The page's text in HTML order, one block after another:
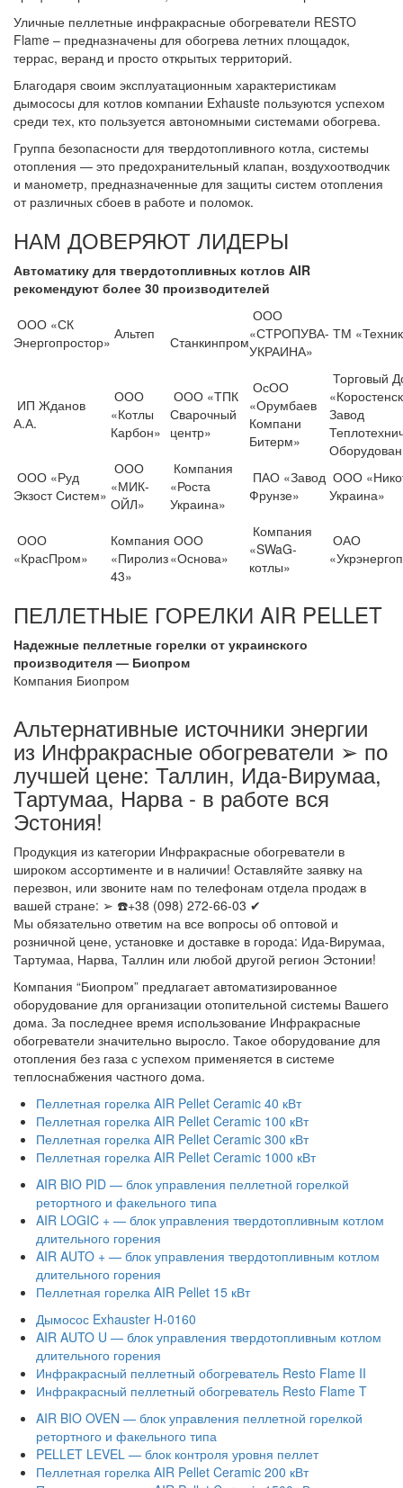
Уличные пеллетные инфракрасные обогреватели RESTO
Flame – предназначены для обогрева летних площадок,
террас, веранд и просто открытых территорий.
Благодаря своим эксплуатационным характеристикам
дымососы для котлов компании Exhauste пользуются успехом
среди тех, кто пользуется автономными системами обогрева.
Группа безопасности для твердотопливного котла, системы
отопления — это предохранительный клапан, воздухоотводчик
и манометр, предназначенные для защиты систем отопления
от различных сбоев в работе и поломок.
НАМ ДОВЕРЯЮТ ЛИДЕРЫ
Автоматику для твердотопливных котлов AIR
рекомендуют более 30 производителей
ООО «СК
Энергопростор» Альтеп Станкинпром
ООО
«СТРОПУВА-
УКРАИНА»
ТМ
ИП Жданов
А.А.
ООО
«Котлы
Карбон»
ООО «ТПК
Сварочный
центр»
ОсОО
«Орумбаев
Компани
Битерм»
Торговый
Завод
ООО «Руд
Экзост Систем»
ООО
«МИК-
ОЙЛ»
Компания
«Роста
Украина»
ПАО «Завод
Фрунзе»
ООО
Украина»
ООО
«КрасПром»
Компания
«Пиролиз
43»
ООО
«Основа»
Компания
«SWaG-
котлы»
ОАО
ПЕЛЛЕТНЫЕ ГОРЕЛКИ AIR PELLET
Надежные пеллетные горелки от украинского
производителя — Биопром
Компания Биопром
Альтернативные источники энергии
из Инфракрасные обогреватели ➢ по
лучшей цене: Таллин, Ида-Вирумаа,
Тартумаа, Нарва - в работе вся
Эстония!
Продукция из категории Инфракрасные обогреватели в
широком ассортименте и в наличии! Оставляйте заявку на
перезвон, или звоните нам по телефонам отдела продаж в
вашей стране: ➢ ☎️+38 (098) 272-66-03 ✔
Мы обязательно ответим на все вопросы об оптовой и
розничной цене, установке и доставке в города: Ида-Вирумаа,
Тартумаа, Нарва, Таллин или любой другой регион Эстонии!
Компания “Биопром” предлагает автоматизированное
оборудование для организации отопительной системы Вашего
дома. За последнее время использование Инфракрасные
обогреватели значительно выросло. Такое оборудование для
отопления без газа с успехом применяется в системе
теплоснабжения частного дома.
Пеллетная горелка AIR Pellet Ceramic 40 кВт
Пеллетная горелка AIR Pellet Ceramic 100 кВт
Пеллетная горелка AIR Pellet Ceramic 300 кВт
Пеллетная горелка AIR Pellet Ceramic 1000 кВт
AIR BIO PID — блок управления пеллетной горелкой
ретортного и факельного типа
AIR LOGIC + — блок управления твердотопливным котлом
длительного горения
AIR AUTO + — блок управления твердотопливным котлом
длительного горения
Пеллетная горелка AIR Pellet 15 кВт
Дымосос Exhauster H-0160
AIR AUTO U — блок управления твердотопливным котлом
длительного горения
Инфракрасный пеллетный обогреватель Resto Flame II
Инфракрасный пеллетный обогреватель Resto Flame T
AIR BIO OVEN — блок управления пеллетной горелкой
ретортного и факельного типа
PELLET LEVEL — блок контроля уровня пеллет
Пеллетная горелка AIR Pellet Ceramic 200 кВт